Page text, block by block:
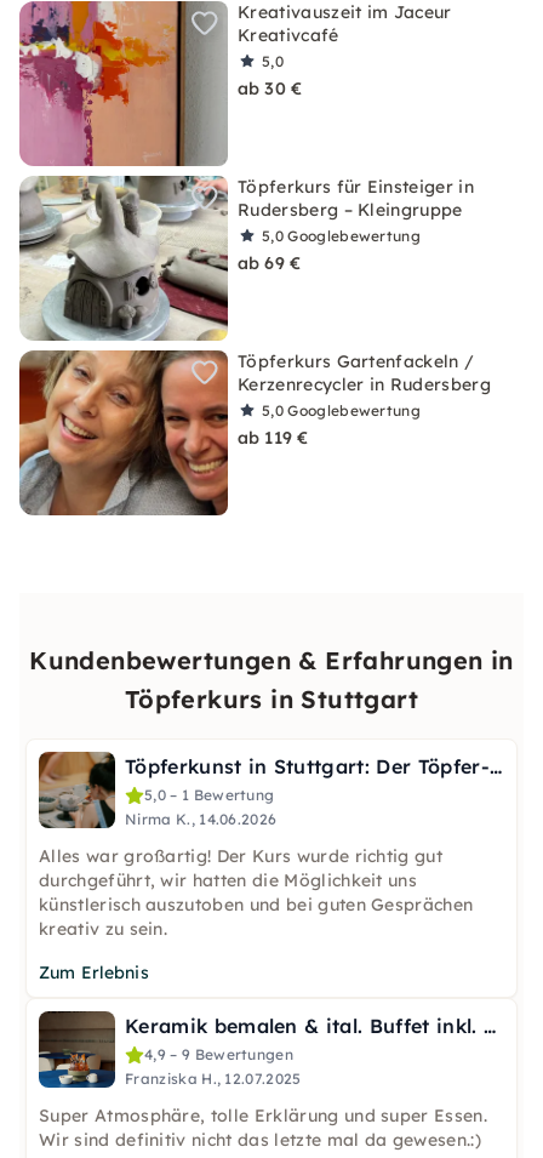
Kreativauszeit im Jaceur
Kreativcafé
5,0
ab 30 €
Töpferkurs für Einsteiger in
Rudersberg – Kleingruppe
5,0Googlebewertung
ab 69 €
Töpferkurs Gartenfackeln /
Kerzenrecycler in Rudersberg
5,0Googlebewertung
ab 119 €
Kundenbewertungen & Erfahrungen in
Töpferkurs in Stuttgart
Töpferkunst in Stuttgart: Der Töpfer-Start für Anfänger
5,0 – 1 Bewertung
Nirma K., 14.06.2026
Alles war großartig! Der Kurs wurde richtig gut
durchgeführt, wir hatten die Möglichkeit uns
künstlerisch auszutoben und bei guten Gesprächen
kreativ zu sein.
Zum Erlebnis
Keramik bemalen & ital. Buffet inkl. Drinks in Stuttgart
4,9 – 9 Bewertungen
Franziska H., 12.07.2025
Super Atmosphäre, tolle Erklärung und super Essen.
Wir sind definitiv nicht das letzte mal da gewesen.:)